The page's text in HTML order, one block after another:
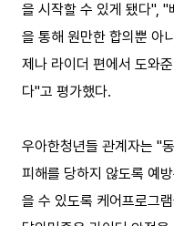
을 시작할 수 있게 됐다", "
을 통해 원만한 합의뿐 아
제나 라이더 편에서 도와
다"고 평가했다.
우아한청년들 관계자는 "
피해를 당하지 않도록 예
을 수 있도록 케어프로그